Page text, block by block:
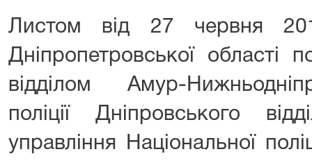
Листом від 27 червня
Дніпропетровської області
відділом Амур-
поліції Дніпровського
управління Національної